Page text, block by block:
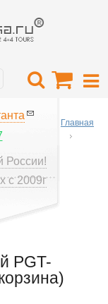
России!
с 2009г
Главная
PGT-